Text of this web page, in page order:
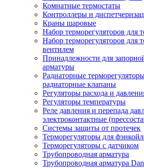
Комнатные термостаты
Контроллеры и
Краны шаровые
Набор терморегуляторов для
Набор терморегуляторов для
вентилем
Принадлежности для
арматуры
Радиаторные
радиаторные клапаны
Регуляторы расхода и
Регуляторы температуры
Реле давления и перепада
электроконтактные
Системы защиты от протечек
Терморегуляторы для
Терморегуляторы с датчиком
Трубопроводная арматура
Трубопроводная арматура